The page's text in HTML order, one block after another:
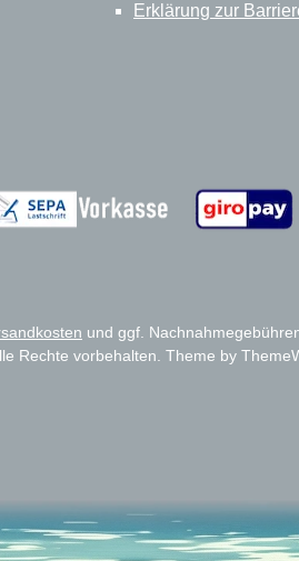
Erklärung zur
und ggf.
Rechte vorbehalten. Theme by